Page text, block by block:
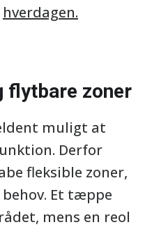
hverdagen.
flytbare zoner
muligt at
Derfor
fleksible zoner,
Et tæppe
mens en reol